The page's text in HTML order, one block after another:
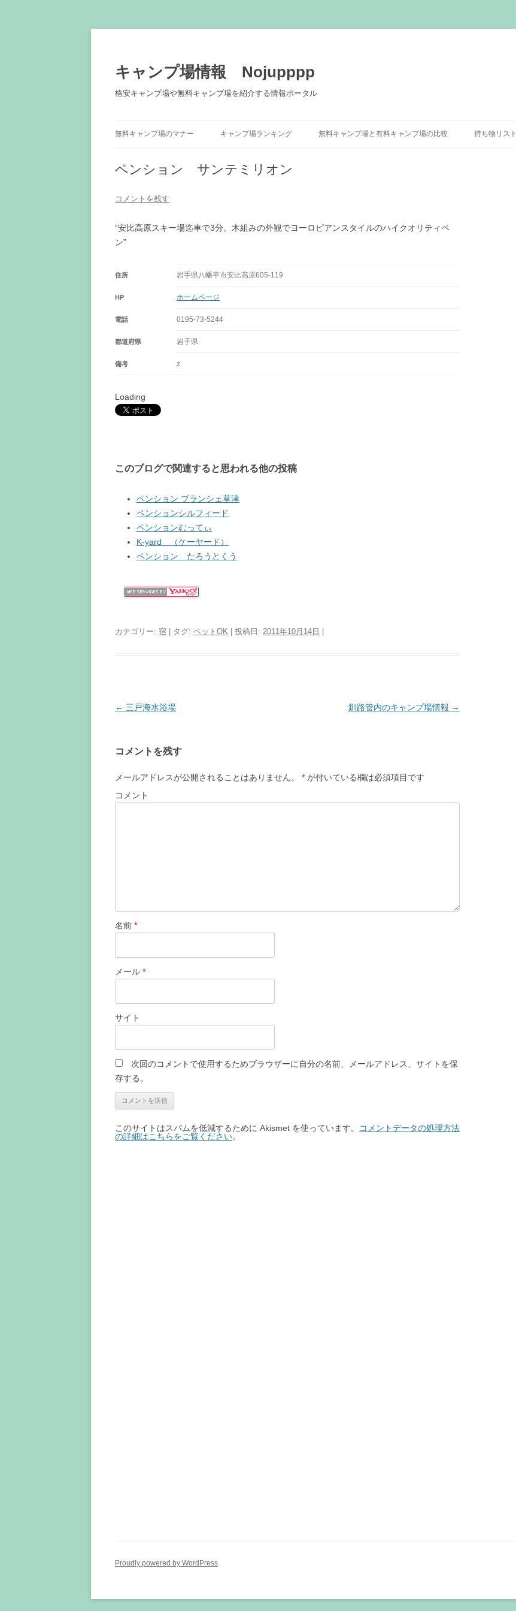
キャンプ場情報 Nojupppp
格安キャンプ場や無料キャンプ場を紹介する情報ポータル
ン
無料キャンプ場のマナー キャンプ場ランキング 無料キャンプ場と有料キャンプ場の比較 持ち物リスト
ペンション サンテミリオン
コメントを残す
“安比高原スキー場迄車で3分。木組みの外観でヨーロピアンスタイルのハイクオリティペ
ン”
住所 岩手県八幡平市安比高原605-119
HP ホームページ
電話 0195-73-5244
都道府県 岩手県
備考 z
Loading
このブログで関連すると思われる他の投稿
ペンション ブランシェ草津
ペンションシルフィード
ペンションむってぃ
K-yard （ケーヤード）
ペンション たろうとくう
カテゴリー: 宿 | タグ: ペットOK | 投稿日: 2011年10月14日
投
ビ
ゲ
ー
← 三戸海水浴場 釧路管内のキャンプ場情報 →
コメントを残す
メールアドレスが公開されることはありません。 * が付いている欄は必須項目です
コメント
名前 *
メール *
サイト
次回のコメントで使用するためブラウザーに自分の名前、メールアドレス、サイトを保
存する。
このサイトはスパムを低減するために Akismet を使っています。
コメントデータの処理方法
の詳細はこちらをご覧ください。
Proudly powered by WordPress